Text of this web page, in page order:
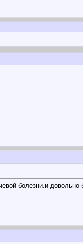
болезни.и довольно